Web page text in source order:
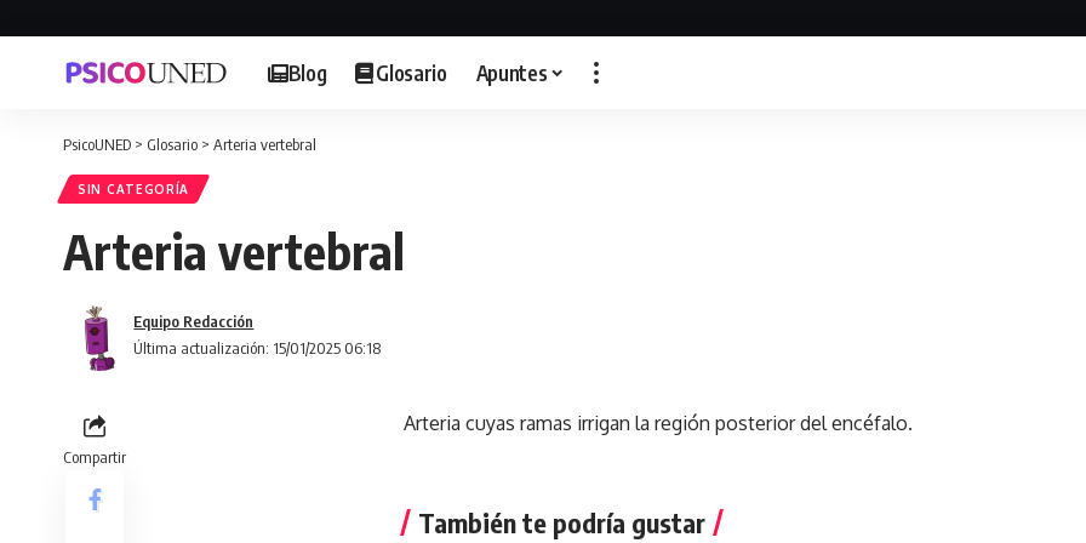
Blog Glosario Apuntes
PsicoUNED > Glosario > Arteria vertebral
SIN CATEGORÍA
Arteria vertebral
Última actualización: 15/01/2025 06:18
Equipo Redacción
Compartir
Arteria cuyas ramas irrigan la región posterior del encéfalo.
También te podría gustar